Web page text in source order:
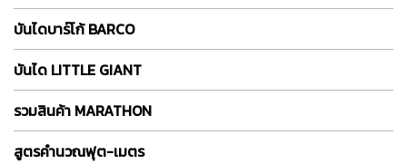
บันไดบาร์โก้ BARCO
บันได LITTLE GIANT
รวมสินค้า MARATHON
สูตรคำนวณฟุต-เมตร